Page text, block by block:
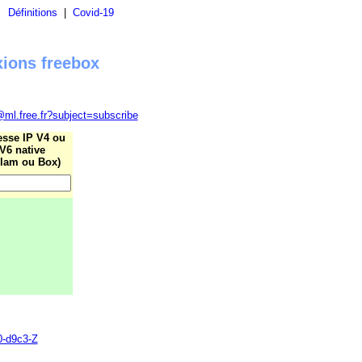
Définitions Covid-19
freebox
IP V4 ou
V6 native
ou Box)
d9c3-Z